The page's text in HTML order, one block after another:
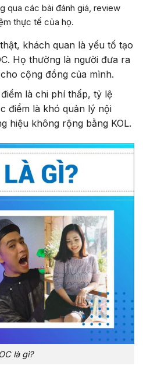
qua các bài đánh giá, review
thực tế của họ.
khách quan là yếu tố tạo
Họ thường là người đưa ra
cộng đồng của mình.
là chi phí thấp, tỷ lệ
điểm là khó quản lý nội
hiệu không rộng bằng KOL.
là gì?